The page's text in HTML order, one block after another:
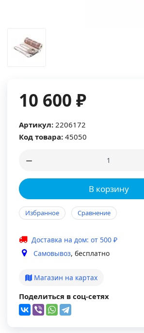
10 600 ₽
Артикул: 2206172
Код товара: 45050
В корзину
Избранное Сравнение
Доставка на дом: от 500 ₽
Самовывоз, бесплатно
Магазин на картах
Поделиться в соц-сетях